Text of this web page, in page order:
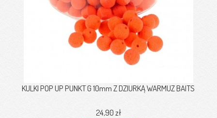
KULKI POP UP PUNKT G 10mm Z DZIURKĄ WARMUZ BAITS
24,90 zł